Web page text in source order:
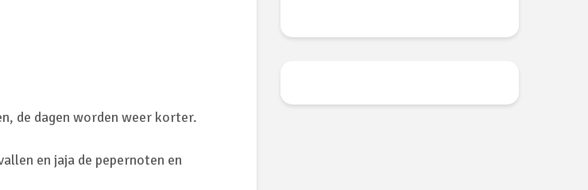
de dagen worden weer korter.
en jaja de pepernoten en